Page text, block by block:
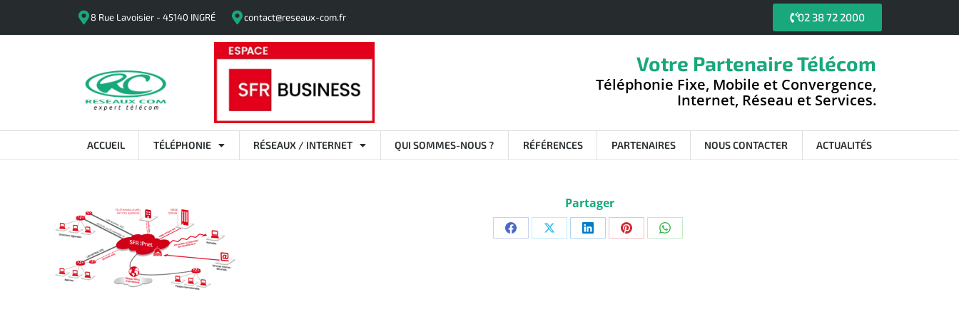
8 Rue Lavoisier - 45140 INGRÉ contact@reseaux-com.fr 02 38 72 2000
Votre Partenaire Télécom
Téléphonie Fixe, Mobile et Convergence,
Internet, Réseau et Services.
ACCUEIL TÉLÉPHONIE RÉSEAUX / INTERNET QUI SOMMES-NOUS ? RÉFÉRENCES PARTENAIRES NOUS CONTACTER ACTUALITÉS
Partager